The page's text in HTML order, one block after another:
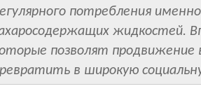
потребления
жидкостей.
позволят продвижение
в широкую